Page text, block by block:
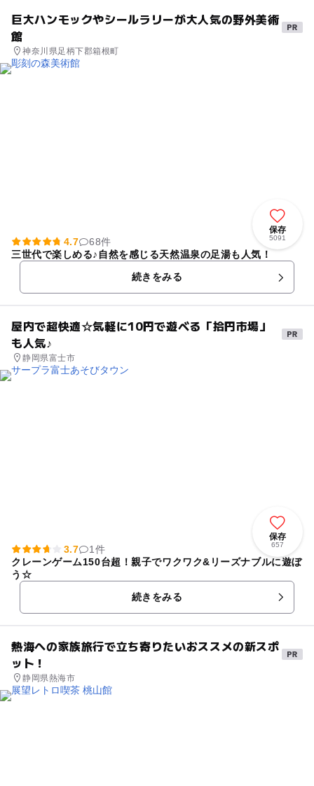
巨大ハンモックやシールラリーが大人気の野外美術
館
神奈川県足柄下郡箱根町
保存
5091
4.7
68件
三世代で楽しめる♪自然を感じる天然温泉の足湯も人気！
続きをみる
屋内で超快適☆気軽に10円で遊べる「拾円市場」
も人気♪
静岡県富士市
保存
657
3.7
1件
クレーンゲーム150台超！親子でワクワク&リーズナブルに遊ぼ
う☆
続きをみる
熱海への家族旅行で立ち寄りたいおススメの新スポ
ット！
静岡県熱海市